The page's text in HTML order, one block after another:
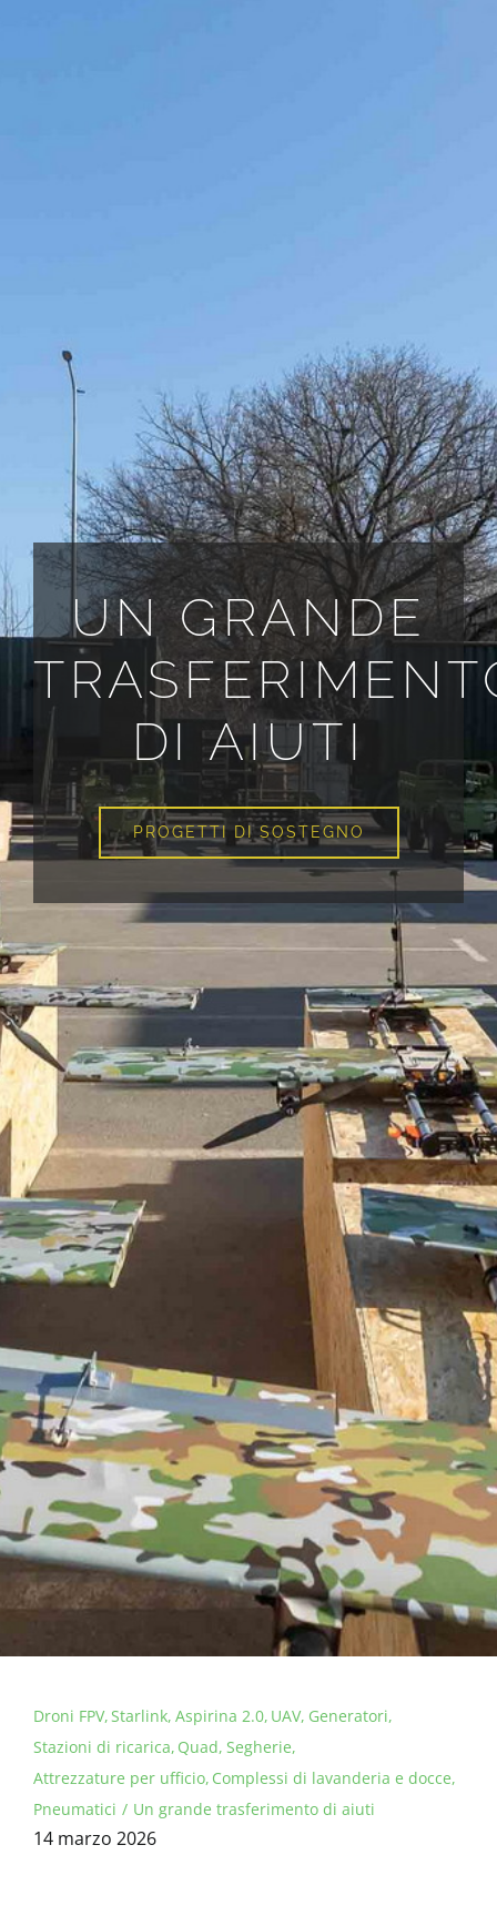
UN GRANDE
DI AIUTI
PROGETTI DI SOSTEGNO
Droni FPV Starlink Aspirina 2.0 UAV Generatori
Stazioni di ricarica Quad Segherie
Attrezzature per ufficio Complessi di lavanderia e docce
Pneumatici
Un grande trasferimento di aiuti
14 marzo 2026